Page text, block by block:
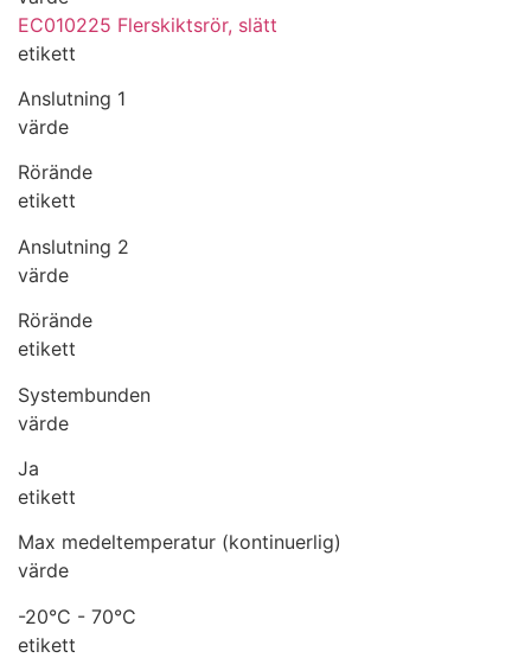
EC010225 Flerskiktsrör, slätt
etikett
Anslutning 1
värde
Rörände
etikett
Anslutning 2
värde
Rörände
etikett
Systembunden
värde
Ja
etikett
Max medeltemperatur (kontinuerlig)
värde
-20°C - 70°C
etikett